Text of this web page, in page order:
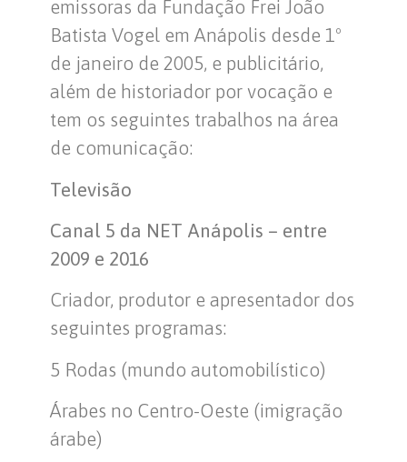
emissoras da Fundação Frei João
Batista Vogel em Anápolis desde 1º
de janeiro de 2005, e publicitário,
além de historiador por vocação e
tem os seguintes trabalhos na área
de comunicação:
Televisão
Canal 5 da NET Anápolis – entre
2009 e 2016
Criador, produtor e apresentador dos
seguintes programas:
5 Rodas (mundo automobilístico)
Árabes no Centro-Oeste (imigração
árabe)